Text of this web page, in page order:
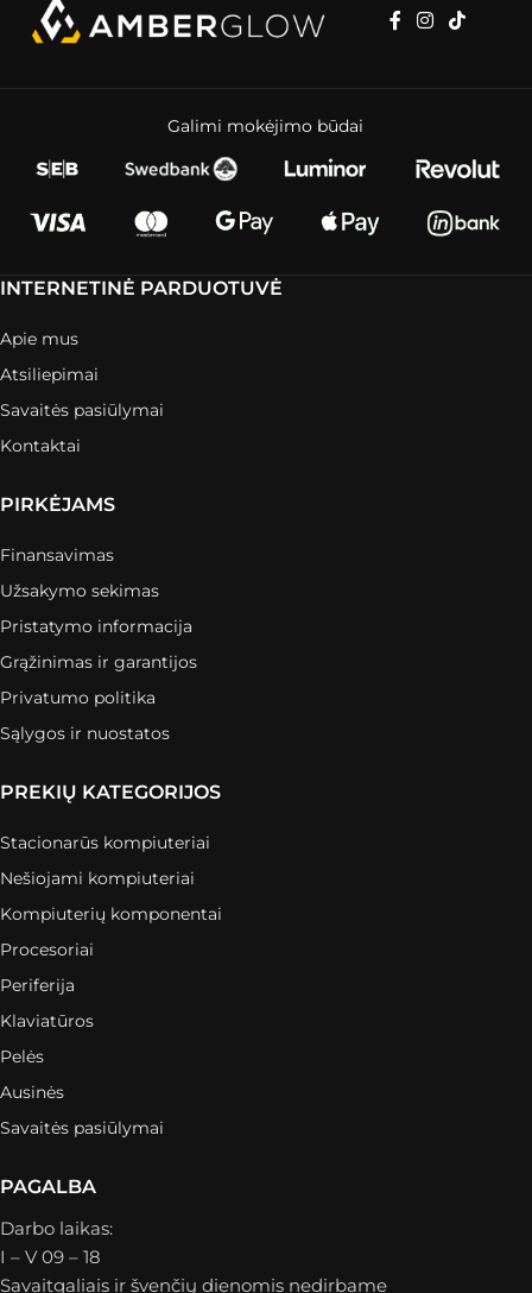
Galimi mokėjimo būdai
INTERNETINĖ PARDUOTUVĖ
Apie mus
Atsiliepimai
Savaitės pasiūlymai
Kontaktai
PIRKĖJAMS
Finansavimas
Užsakymo sekimas
Pristatymo informacija
Grąžinimas ir garantijos
Privatumo politika
Sąlygos ir nuostatos
PREKIŲ KATEGORIJOS
Stacionarūs kompiuteriai
Nešiojami kompiuteriai
Kompiuterių komponentai
Procesoriai
Periferija
Klaviatūros
Pelės
Ausinės
Savaitės pasiūlymai
PAGALBA
Darbo laikas:
I – V 09 – 18
Savaitgaliais ir švenčių dienomis nedirbame